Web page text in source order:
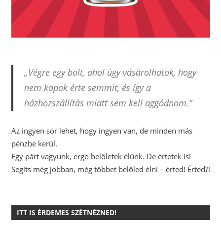
„Végre egy bolt, ahol úgy vásárolhatok, hogy
nem kapok érte semmit, és így a
házhozszállítás miatt sem kell aggódnom.”
Az ingyen sör lehet, hogy ingyen van, de minden más
pénzbe kerül.
Egy párt vagyunk, ergo belőletek élünk. De értetek is!
Segíts még jobban, még többet belőled élni – érted! Érted?!
ITT IS ÉRDEMES SZÉTNÉZNED!